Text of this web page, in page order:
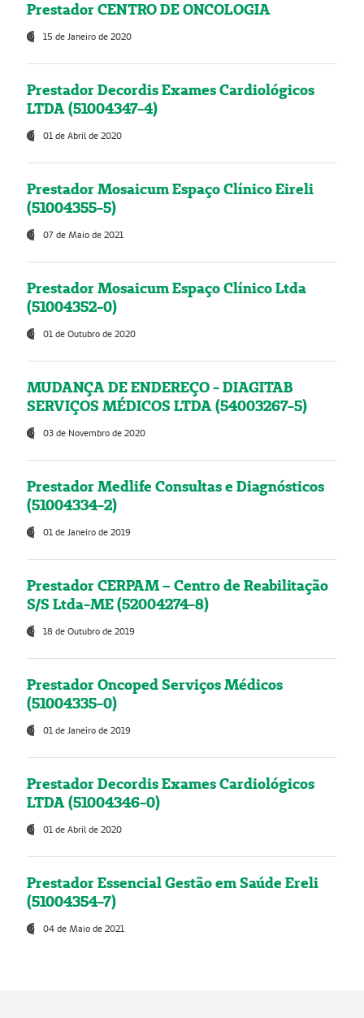
Prestador CENTRO DE ONCOLOGIA
15 de Janeiro de 2020
Prestador Decordis Exames Cardiológicos
LTDA (51004347-4)
01 de Abril de 2020
Prestador Mosaicum Espaço Clínico Eireli
(51004355-5)
07 de Maio de 2021
Prestador Mosaicum Espaço Clínico Ltda
(51004352-0)
01 de Outubro de 2020
MUDANÇA DE ENDEREÇO - DIAGITAB
SERVIÇOS MÉDICOS LTDA (54003267-5)
03 de Novembro de 2020
Prestador Medlife Consultas e Diagnósticos
(51004334-2)
01 de Janeiro de 2019
Prestador CERPAM – Centro de Reabilitação
S/S Ltda-ME (52004274-8)
18 de Outubro de 2019
Prestador Oncoped Serviços Médicos
(51004335-0)
01 de Janeiro de 2019
Prestador Decordis Exames Cardiológicos
LTDA (51004346-0)
01 de Abril de 2020
Prestador Essencial Gestão em Saúde Ereli
(51004354-7)
04 de Maio de 2021